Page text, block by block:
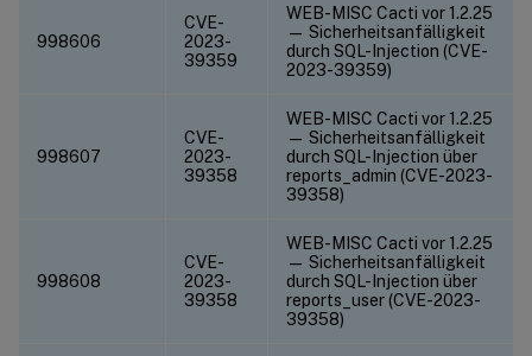
998606
CVE-
2023-
39359
WEB-MISC Cacti vor 1.2.25
— Sicherheitsanfälligkeit
durch SQL-Injection (CVE-
2023-39359)
998607
CVE-
2023-
39358
WEB-MISC Cacti vor 1.2.25
— Sicherheitsanfälligkeit
durch SQL-Injection über
reports_admin (CVE-2023-
39358)
998608
CVE-
2023-
39358
WEB-MISC Cacti vor 1.2.25
— Sicherheitsanfälligkeit
durch SQL-Injection über
reports_user (CVE-2023-
39358)